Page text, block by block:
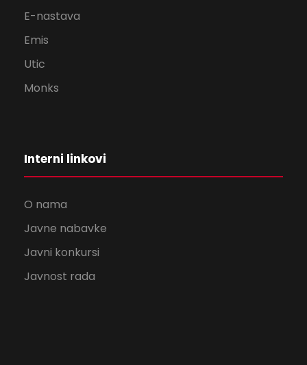
E-nastava
Emis
Utic
Monks
Interni linkovi
O nama
Javne nabavke
Javni konkursi
Javnost rada